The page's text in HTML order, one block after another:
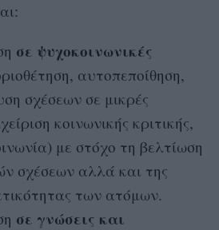
σε ψυχοκοινωνικές
αυτοπεποίθηση,
σχέσεων σε μικρές
κοινωνικής κριτικής,
με στόχο τη βελτίωση
σχέσεων αλλά και της
των ατόμων.
σε γνώσεις και